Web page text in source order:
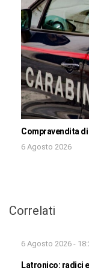
Compravendita
6 Agosto 2026
Correlati
6 Agosto 2026 -
Latronico: radici